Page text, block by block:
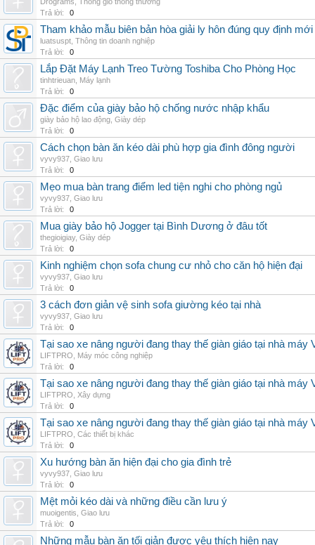
Trả lời:
0
Tham khảo mẫu biên bản hòa giải ly hôn đúng quy định mới
luatsuspt Thông tin doanh nghiệp
Trả lời:
0
Lắp Đặt Máy Lạnh Treo Tường Toshiba Cho Phòng Học
tinhtrieuan Máy lạnh
Trả lời:
0
Đặc điểm của giày bảo hộ chống nước nhập khẩu
giày bảo hộ lao động Giày dép
Trả lời:
0
Cách chọn bàn ăn kéo dài phù hợp gia đình đông người
vyvy937 Giao lưu
Trả lời:
0
Mẹo mua bàn trang điểm led tiện nghi cho phòng ngủ
vyvy937 Giao lưu
Trả lời:
0
Mua giày bảo hộ Jogger tại Bình Dương ở đâu tốt
thegioigiay, Giày dép
Trả lời:
0
Kinh nghiệm chọn sofa chung cư nhỏ cho căn hộ hiện đại
vyvy937 Giao lưu
Trả lời:
0
3 cách đơn giản vệ sinh sofa giường kéo tại nhà
vyvy937 Giao lưu
Trả lời:
0
Tại sao xe nâng người đang thay thế giàn giáo tại nhà máy
LIFTPRO
Máy móc công nghiệp
Trả lời:
0
Tại sao xe nâng người đang thay thế giàn giáo tại nhà máy
LIFTPRO
Xây dựng
Trả lời:
0
Tại sao xe nâng người đang thay thế giàn giáo tại nhà máy
LIFTPRO Các thiết bị khác
Trả lời:
0
Xu hướng bàn ăn hiện đại cho gia đình trẻ
vyvy937 Giao lưu
Trả lời:
0
Mệt mỏi kéo dài và những điều cần lưu ý
muoigentis Giao lưu
Trả lời:
0
Những mẫu bàn ăn tối giản được yêu thích hiện nay